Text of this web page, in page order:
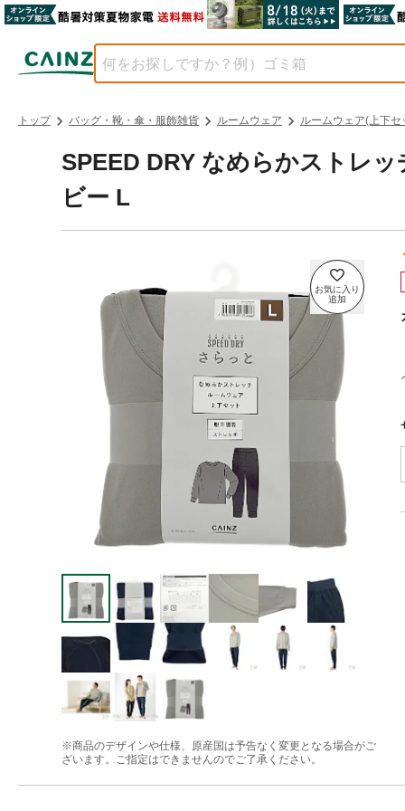
トップ バッグ・靴・傘・服飾雑貨 ルームウェア ルームウェア(上下セ
SPEED DRY なめらかストレ
ビー L
※商品のデザインや仕様、原産国は予告なく変更となる場合がご
ざいます。ご指定はできませんのでご了承ください。